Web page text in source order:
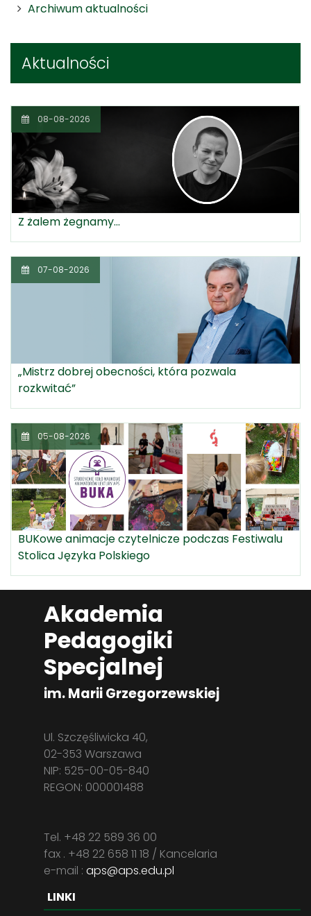
Archiwum aktualności
Aktualności
08-08-2026
Z żalem żegnamy...
07-08-2026
„Mistrz dobrej obecności, która pozwala
rozkwitać”
05-08-2026
BUKowe animacje czytelnicze podczas Festiwalu
Stolica Języka Polskiego
Akademia
Pedagogiki
Specjalnej
im. Marii Grzegorzewskiej
Ul. Szczęśliwicka 40,
02-353 Warszawa
NIP: 525-00-05-840
REGON: 000001488
Tel. +48 22 589 36 00
fax . +48 22 658 11 18 / Kancelaria
e-mail : aps@aps.edu.pl
LINKI